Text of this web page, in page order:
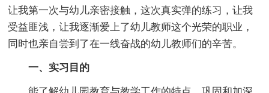
让我第一次与幼儿亲密接触，这次真实弹的练习，让我
受益匪浅，让我逐渐爱上了幼儿教师这个光荣的职业，
同时也亲自尝到了在一线奋战的幼儿教师们的辛苦。
一、实习目的